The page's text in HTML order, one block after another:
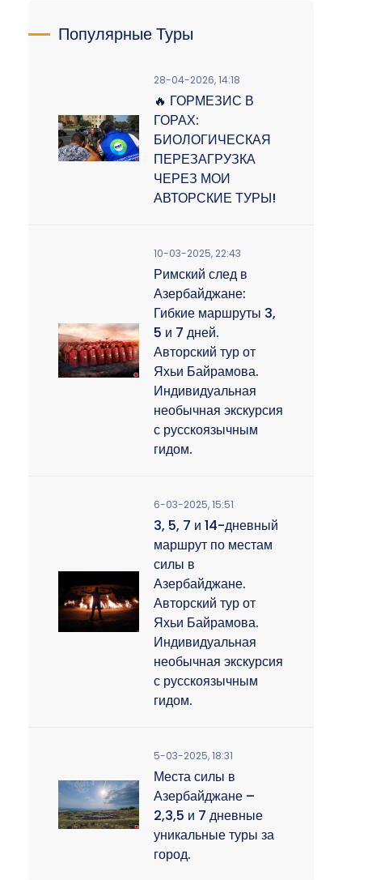
Популярные Туры
28-04-2026, 14:18
🔥 ГОРМЕЗИС В
ГОРАХ:
БИОЛОГИЧЕСКАЯ
ПЕРЕЗАГРУЗКА
ЧЕРЕЗ МОИ
АВТОРСКИЕ ТУРЫ!
10-03-2025, 22:43
Римский след в
Азербайджане:
Гибкие маршруты 3,
5 и 7 дней.
Авторский тур от
Яхьи Байрамова.
Индивидуальная
необычная экскурсия
с русскоязычным
гидом.
6-03-2025, 15:51
3, 5, 7 и 14-дневный
маршрут по местам
силы в
Азербайджане.
Авторский тур от
Яхьи Байрамова.
Индивидуальная
необычная экскурсия
с русскоязычным
гидом.
5-03-2025, 18:31
Места силы в
Азербайджане –
2,3,5 и 7 дневные
уникальные туры за
город.